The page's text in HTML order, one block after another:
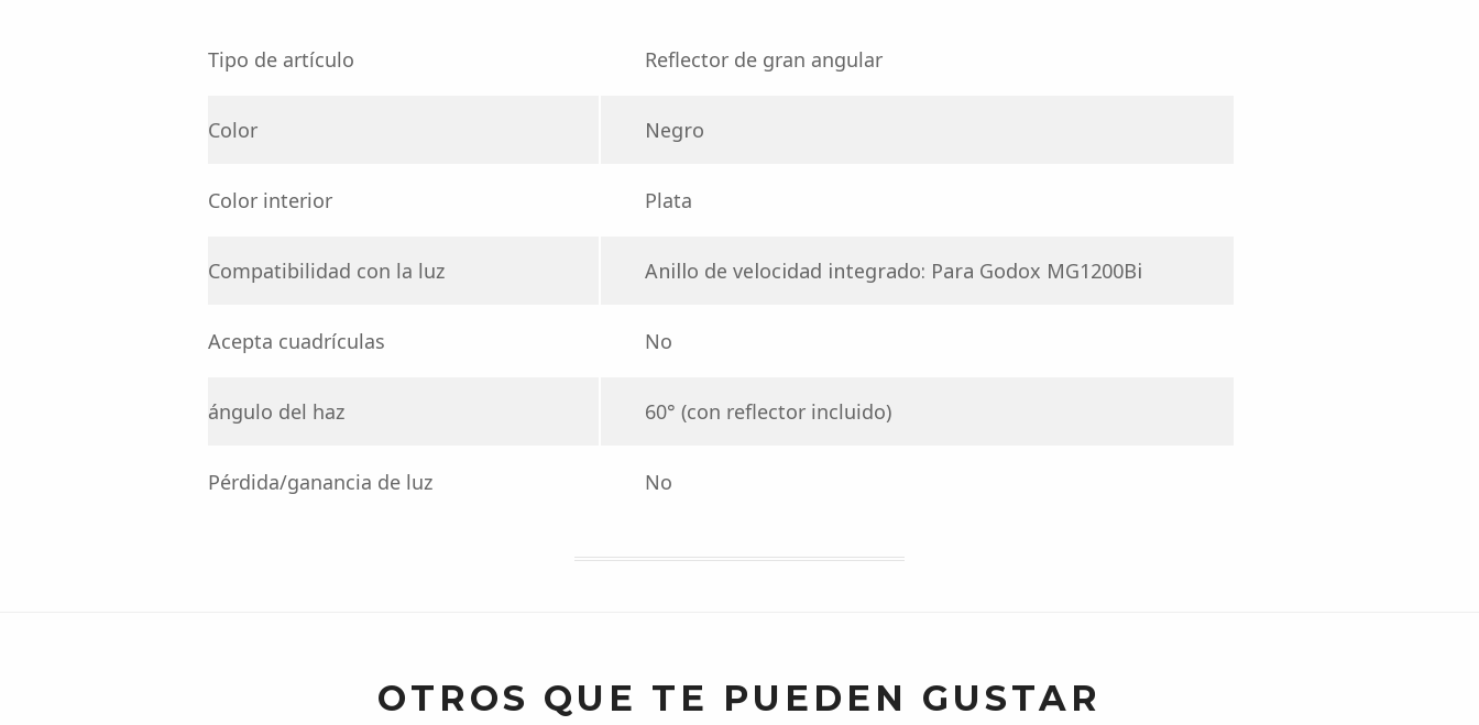
Tipo de artículo Reflector de gran angular
Color Negro
Color interior Plata
Compatibilidad con la luz Anillo de velocidad integrado: Para Godox MG1200Bi
Acepta cuadrículas No
ángulo del haz 60° (con reflector incluido)
Pérdida/ganancia de luz No
OTROS QUE TE PUEDEN GUSTAR